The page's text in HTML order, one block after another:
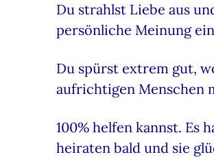
Du strahlst Liebe aus
persönliche Meinung
Du spürst extrem gut,
aufrichtigen Menschen
100% helfen kannst.
heiraten bald und sie